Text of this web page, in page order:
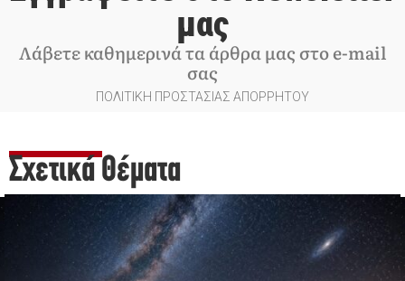
μας
Λάβετε καθημερινά τα άρθρα μας στο e-mail
σας
ΠΟΛΙΤΙΚΗ ΠΡΟΣΤΑΣΙΑΣ ΑΠΟΡΡΗΤΟΥ
Σχετικά Θέματα